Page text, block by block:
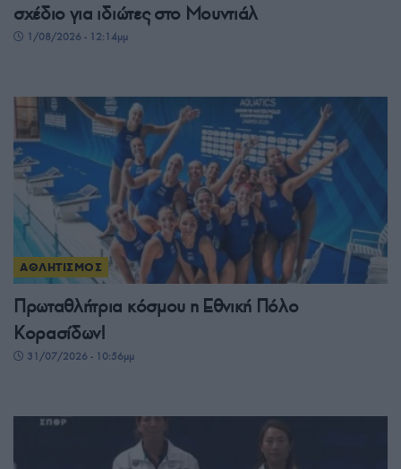
σχέδιο για ιδιώτες στο Μουντιάλ
1/08/2026 - 12:14μμ
ΑΘΛΗΤΙΣΜΟΣ
Πρωταθλήτρια κόσμου η Εθνική Πόλο
Κορασίδων!
31/07/2026 - 10:56μμ